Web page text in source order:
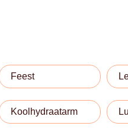
Feest
Koolhydraatarm